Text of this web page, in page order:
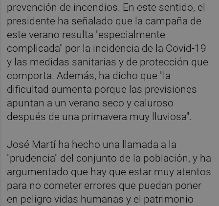
prevención de incendios. En este sentido, el
presidente ha señalado que la campaña de
este verano resulta "especialmente
complicada" por la incidencia de la Covid-19
y las medidas sanitarias y de protección que
comporta. Además, ha dicho que "la
dificultad aumenta porque las previsiones
apuntan a un verano seco y caluroso
después de una primavera muy lluviosa".
José Martí ha hecho una llamada a la
"prudencia" del conjunto de la población, y ha
argumentado que hay que estar muy atentos
para no cometer errores que puedan poner
en peligro vidas humanas y el patrimonio